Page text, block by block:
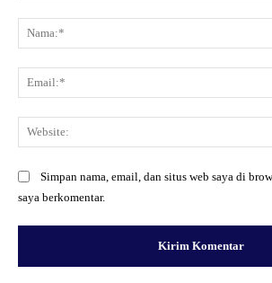
Simpan nama, email, dan situs web saya di
saya berkomentar.